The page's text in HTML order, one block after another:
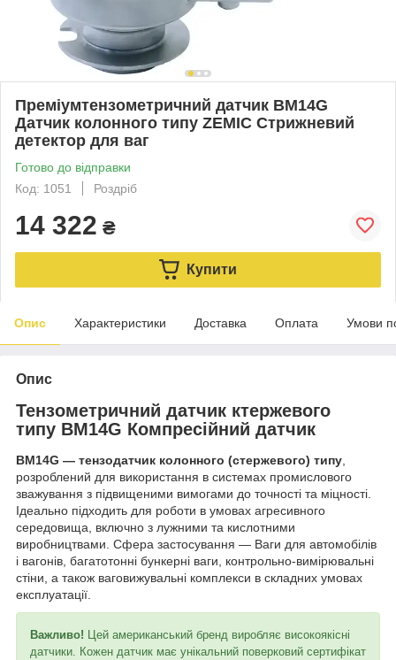
Преміумтензометричний датчик BM14G
Датчик колонного типу ZEMIC Стрижневий
детектор для ваг
Готово до відправки
Код: 1051
Роздріб
14 322 ₴
Купити
Опис Характеристики Доставка Оплата Умови
Опис
Тензометричний датчик ктержевого
типу BM14G Компресійний датчик
BM14G — тензодатчик колонного (стержевого) типу,
розроблений для використання в системах промислового
зважування з підвищеними вимогами до точності та міцності.
Ідеально підходить для роботи в умовах агресивного
середовища, включно з лужними та кислотними
виробництвами. Сфера застосування — Ваги для автомобілів
і вагонів, багатотонні бункерні ваги, контрольно-вимірювальні
стіни, а також ваговижувальні комплекси в складних умовах
експлуатації.
Важливо! Цей американський бренд виробляє високоякісні
датчики. Кожен датчик має унікальний поверковий сертифікат